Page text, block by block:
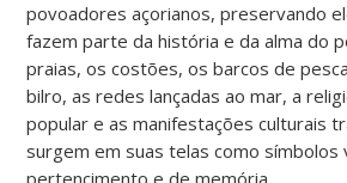
povoadores açorianos, preservando
fazem parte da história e da alma do
praias, os costões, os barcos de
bilro, as redes lançadas ao mar, a
popular e as manifestações culturais
surgem em suas telas como símbolos